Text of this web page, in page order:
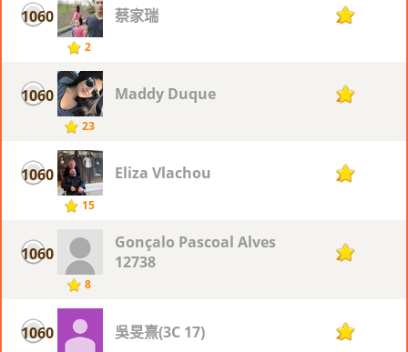
1060
2
蔡家瑞 2
1060
23
Maddy Duque 2
1060
15
Eliza Vlachou 2
1060
8
Gonçalo Pascoal Alves
12738
2
1060 吳旻熹(3C 17) 2